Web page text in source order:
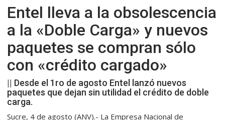
Entel lleva a la obsolescencia
a la «Doble Carga» y nuevos
paquetes se compran sólo
con «crédito cargado»
|| Desde el 1ro de agosto Entel lanzó nuevos
paquetes que dejan sin utilidad el crédito de doble
carga.
Sucre, 4 de agosto (ANV).- La Empresa Nacional de